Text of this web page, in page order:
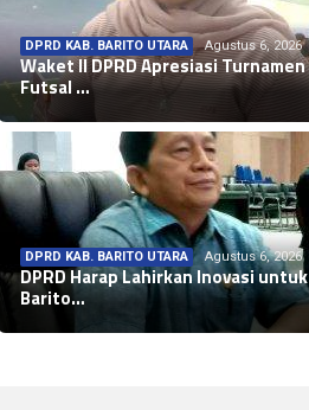
DPRD KAB. BARITO UTARA Agustus 6, 2026
Waket II DPRD Apresiasi Turnamen
Futsal …
DPRD KAB. BARITO UTARA Agustus 6, 2026
DPRD Harap Lahirkan Inovasi untuk
Barito…
DPRD KAB. BARITO UTARA Agustus 6, 2026
Permudah Warga Miliki Dokumen
Kependuduk…